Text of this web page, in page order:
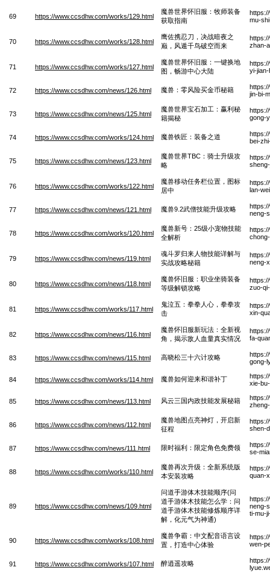
69 https://www.ccsdhw.com/works/129.html
魔兽世界怀旧服：牧师装备
获取指南
mu-
70 https://www.ccsdhw.com/works/128.html
鹰佐携忍刀，决战暗夜之
巅，风遁千鸟破空而来
zhan-
71 https://www.ccsdhw.com/works/127.html
魔兽世界怀旧服：一键换地
图，畅游中心大陆
yi-
72 https://www.ccsdhw.com/news/126.html 魔兽：零风险买金币秘籍
jin-bi-
73 https://www.ccsdhw.com/news/125.html
魔兽世界宝石加工：赢利秘
籍揭秘
gong-
74 https://www.ccsdhw.com/works/124.html 魔兽铁匠：装备之道
bei-
75 https://www.ccsdhw.com/news/123.html
魔兽世界TBC：骑士升级攻
略
76 https://www.ccsdhw.com/works/122.html
魔兽移动任务栏位置，图标
居中
lan-
77 https://www.ccsdhw.com/news/121.html 魔兽9.2武僧技能升级攻略
neng-
78 https://www.ccsdhw.com/works/120.html
魔兽新号：25级小宠物技能
全解析
79 https://www.ccsdhw.com/news/119.html
魂斗罗归来人物技能详解与
实战攻略秘籍
neng-
80 https://www.ccsdhw.com/news/118.html
魔兽怀旧服：职业坐骑装备
等级解锁攻略
zuo-
81 https://www.ccsdhw.com/works/117.html
鬼泣五：拳拳人心，拳拳攻
击
xin-
82 https://www.ccsdhw.com/news/116.html
魔兽怀旧服新玩法：全新视
角，揭示敌人血量真实情况
fa-
83 https://www.ccsdhw.com/news/115.html 高晓松三十六计攻略
gong-
84 https://www.ccsdhw.com/works/114.html 魔兽如何迎来和谐补丁
xie-
85 https://www.ccsdhw.com/news/113.html 风云三国内政技能发展秘籍
86 https://www.ccsdhw.com/news/112.html
魔兽地图点亮神灯，开启新
征程
shen-
87 https://www.ccsdhw.com/news/111.html 限时福利：限定角色免费领
se-
88 https://www.ccsdhw.com/works/110.html
魔兽再次升级：全新系统版
本安装攻略
quan-
89 https://www.ccsdhw.com/news/109.html
问道手游体木技能顺序(问
道手游体木技能怎么学：问
道手游体木技能修炼顺序详
解，化元气为神通)
neng-
ti-mu-
90 https://www.ccsdhw.com/works/108.html
魔兽争霸：中文配音语言设
置，打造中心体验
wen-
91 https://www.ccsdhw.com/works/107.html 醉逍遥攻略